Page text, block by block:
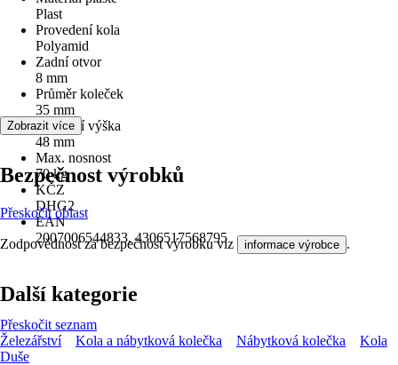
Plast
Provedení kola
Polyamid
Zadní otvor
8 mm
Průměr koleček
35 mm
Stavební výška
48 mm
Max. nosnost
70 kg
KČZ
DHG2
EAN
2007006544833, 4306517568795
Zobrazit více
Bezpečnost výrobků
Přeskočit oblast
Zodpovědnost za bezpečnost výrobku viz informace výrobce .
Další kategorie
Přeskočit seznam
Železářství
Kola a nábytková kolečka Nábytková kolečka
Kola
Duše